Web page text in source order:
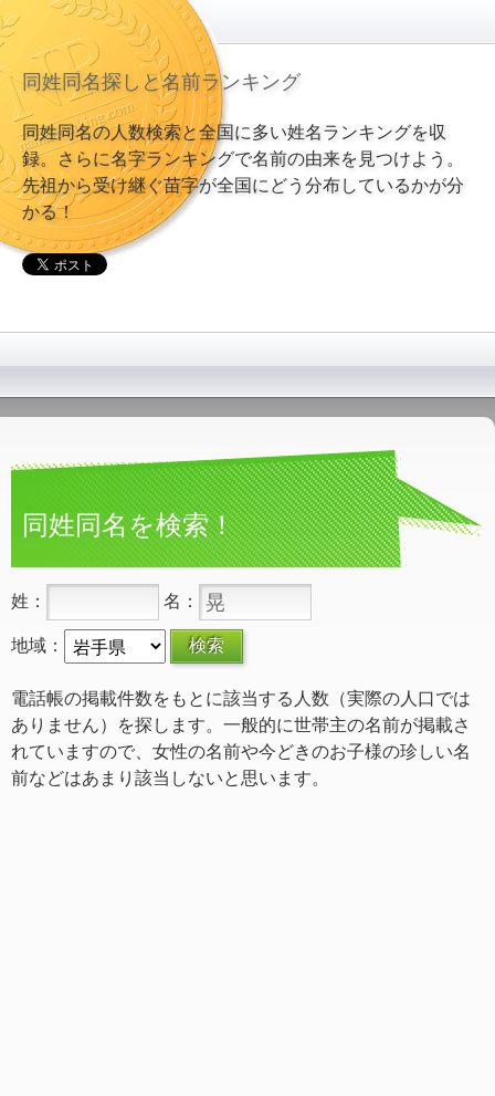
同姓同名探しと名前ランキング
同姓同名の人数検索と全国に多い姓名ランキングを収
録。さらに名字ランキングで名前の由来を見つけよう。
先祖から受け継ぐ苗字が全国にどう分布しているかが分
かる！
同姓同名を検索！
姓： 名：
地域：
電話帳の掲載件数をもとに該当する人数（実際の人口では
ありません）を探します。一般的に世帯主の名前が掲載さ
れていますので、女性の名前や今どきのお子様の珍しい名
前などはあまり該当しないと思います。